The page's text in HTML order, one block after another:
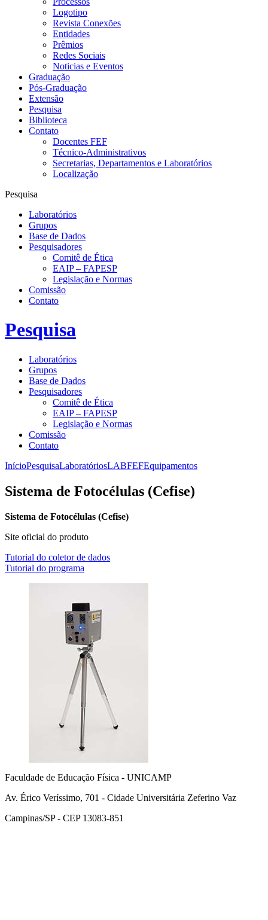
Logotipo
Revista Conexões
Entidades
Prêmios
Redes Sociais
Noticias e Eventos
Graduação
Pós-Graduação
Extensão
Pesquisa
Biblioteca
Contato
Docentes FEF
Técnico-Administrativos
Secretarias, Departamentos e Laboratórios
Localização
Pesquisa
Laboratórios
Grupos
Base de Dados
Pesquisadores
Comitê de Ética
EAIP – FAPESP
Legislação e Normas
Comissão
Contato
Pesquisa
Laboratórios
Grupos
Base de Dados
Pesquisadores
Comitê de Ética
EAIP – FAPESP
Legislação e Normas
Comissão
Contato
InícioPesquisaLaboratóriosLABFEFEquipamentos
Sistema de Fotocélulas (Cefise)
Sistema de Fotocélulas (Cefise)
Site oficial do produto
Tutorial do coletor de dados
Tutorial do programa
Faculdade de Educação Física - UNICAMP
Av. Érico Veríssimo, 701 - Cidade Universitária Zeferino Vaz
Campinas/SP - CEP 13083-851